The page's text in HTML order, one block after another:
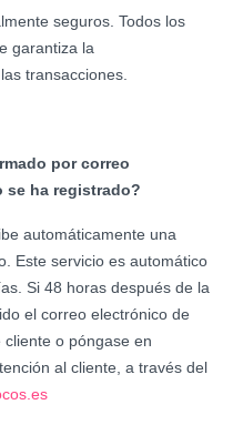
seguros. Todos los
garantiza la
transacciones.
por correo
se ha registrado?
automáticamente una
Este servicio es automático
Si 48 horas después de la
el correo electrónico de
o póngase en
al cliente, a través del